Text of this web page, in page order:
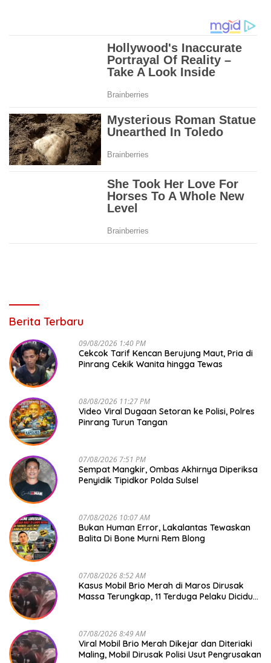
Berita Terbaru
09/08/2026 1:40 PM
Cekcok Tarif Kencan Berujung Maut, Pria di
Pinrang Cekik Wanita hingga Tewas
08/08/2026 11:27 PM
Video Viral Dugaan Setoran ke Polisi, Polres
Pinrang Turun Tangan
07/08/2026 7:51 PM
Sempat Mangkir, Ombas Akhirnya Diperiksa
Penyidik Tipidkor Polda Sulsel
07/08/2026 10:07 AM
Bukan Human Error, Lakalantas Tewaskan
Balita Di Bone Murni Rem Blong
07/08/2026 8:52 AM
Kasus Mobil Brio Merah di Maros Dirusak
Massa Terungkap, 11 Terduga Pelaku Diciduk
07/08/2026 8:49 AM
Viral Mobil Brio Merah Dikejar dan Diteriaki
Maling, Mobil Dirusak Polisi Usut Pengrusakan